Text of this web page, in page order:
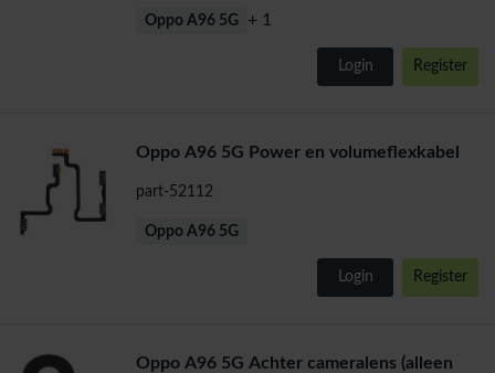
Oppo A96 5G + 1
Login Register
Oppo A96 5G Power en volumeflexkabel
part-52112
Oppo A96 5G
Login Register
Oppo A96 5G Achter cameralens (alleen